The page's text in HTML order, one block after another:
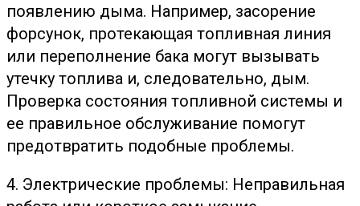
появлению дыма. Например, засорение
форсунок, протекающая топливная линия
или переполнение бака могут вызывать
утечку топлива и, следовательно, дым.
Проверка состояния топливной системы и
ее правильное обслуживание помогут
предотвратить подобные проблемы.
4. Электрические проблемы: Неправильная